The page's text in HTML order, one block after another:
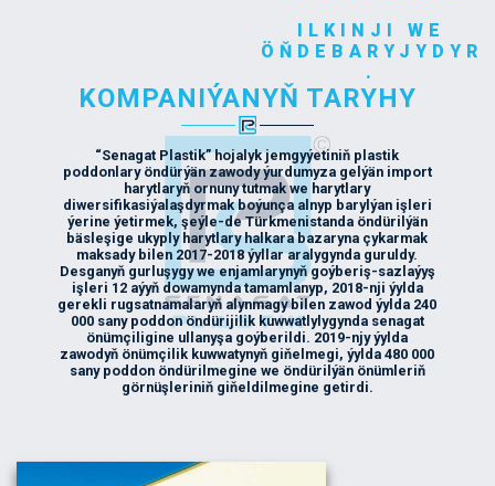
ILKINJI WE
ÖŇDEBARYJYDYR
.
KOMPANIÝANYŇ TARYHY
“Senagat Plastik” hojalyk jemgyýetiniň plastik
poddonlary öndürýän zawody ýurdumyza gelýän import
harytlaryň ornuny tutmak we harytlary
diwersifikasiýalaşdyrmak boýunça alnyp barylýan işleri
ýerine ýetirmek, şeýle-de Türkmenistanda öndürilýän
bäsleşige ukyply harytlary halkara bazaryna çykarmak
maksady bilen 2017-2018 ýyllar aralygynda guruldy.
Desganyň gurluşygy we enjamlarynyň goýberiş-sazlaýyş
işleri 12 aýyň dowamynda tamamlanyp, 2018-nji ýylda
gerekli rugsatnamalaryň alynmagy bilen zawod ýylda 240
000 sany poddon öndürijilik kuwwatlylygynda senagat
önümçiligine ullanyşa goýberildi. 2019-njy ýylda
zawodyň önümçilik kuwwatynyň giňelmegi, ýylda 480 000
sany poddon öndürilmegine we öndürilýän önümleriň
görnüşleriniň giňeldilmegine getirdi.